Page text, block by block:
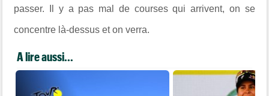
passer. Il y a pas mal de courses qui arrivent, on se
concentre là-dessus et on verra.
A lire aussi...